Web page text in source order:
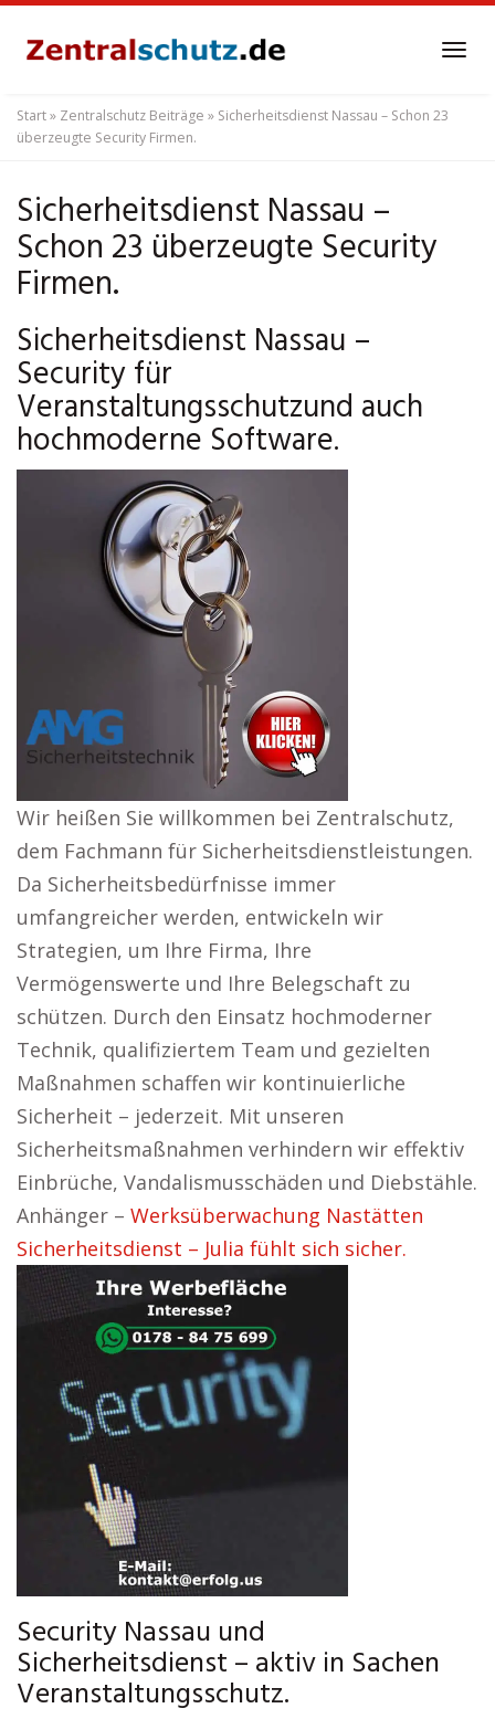
content
Start» Zentralschutz Beiträge » Sicherheitsdienst Nassau – Schon 23
überzeugte Security Firmen.
Sicherheitsdienst Nassau –
Schon 23 überzeugte Security
Firmen.
Sicherheitsdienst Nassau –
Security für
Veranstaltungsschutzund auch
hochmoderne Software.
Wir heißen Sie willkommen bei Zentralschutz,
dem Fachmann für Sicherheitsdienstleistungen.
Da Sicherheitsbedürfnisse immer
umfangreicher werden, entwickeln wir
Strategien, um Ihre Firma, Ihre
Vermögenswerte und Ihre Belegschaft zu
schützen. Durch den Einsatz hochmoderner
Technik, qualifiziertem Team und gezielten
Maßnahmen schaffen wir kontinuierliche
Sicherheit – jederzeit. Mit unseren
Sicherheitsmaßnahmen verhindern wir effektiv
Einbrüche, Vandalismusschäden und Diebstähle.
Anhänger – Werksüberwachung Nastätten
Sicherheitsdienst – Julia fühlt sich sicher.
Security Nassau und
Sicherheitsdienst – aktiv in Sachen
Veranstaltungsschutz.